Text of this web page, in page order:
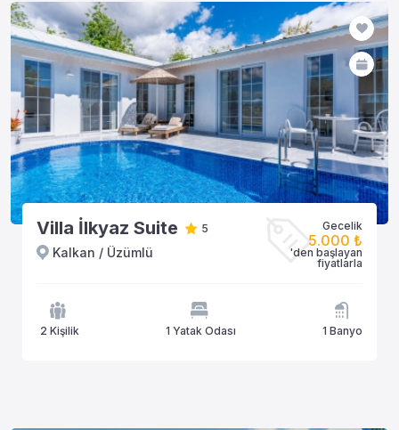
Villa İlkyaz Suite 5
Kalkan / Üzümlü
Gecelik
5.000 ₺
'den başlayan
fiyatlarla
2 Kişilik 1 Yatak Odası 1 Banyo